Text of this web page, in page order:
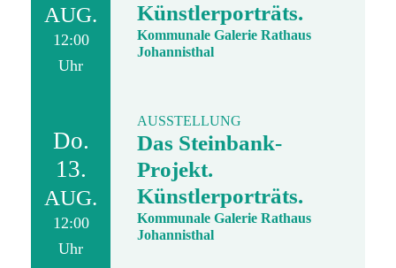
AUG.
12:00
Uhr
Künstlerporträts.
Kommunale Galerie Rathaus
Johannisthal
Do.
13.
AUG.
12:00
Uhr
AUSSTELLUNG
Das Steinbank-
Projekt.
Künstlerporträts.
Kommunale Galerie Rathaus
Johannisthal